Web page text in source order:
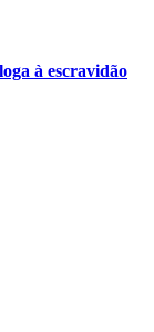
à escravidão